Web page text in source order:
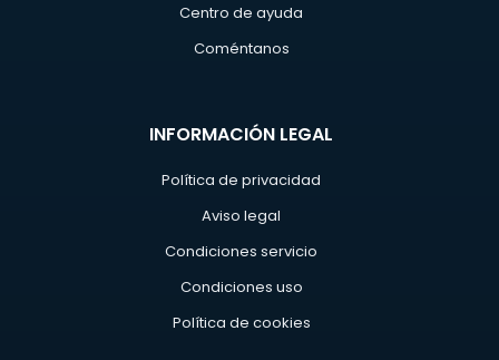
Centro de ayuda
Coméntanos
INFORMACIÓN LEGAL
Política de privacidad
Aviso legal
Condiciones servicio
Condiciones uso
Política de cookies